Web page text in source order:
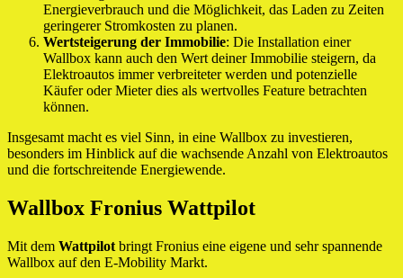
Energieverbrauch und die Möglichkeit, das Laden zu Zeiten
geringerer Stromkosten zu planen.
Wertsteigerung der Immobilie: Die Installation einer
Wallbox kann auch den Wert deiner Immobilie steigern, da
Elektroautos immer verbreiteter werden und potenzielle
Käufer oder Mieter dies als wertvolles Feature betrachten
können.
Insgesamt macht es viel Sinn, in eine Wallbox zu investieren,
besonders im Hinblick auf die wachsende Anzahl von Elektroautos
und die fortschreitende Energiewende.
Wallbox Fronius Wattpilot
Mit dem Wattpilot bringt Fronius eine eigene und sehr spannende
Wallbox auf den E-Mobility Markt.